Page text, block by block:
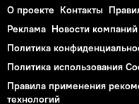
О проекте Контакты
Реклама Новости компаний
Политика
Политика использования
Правила применения
технологий